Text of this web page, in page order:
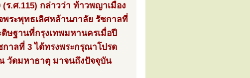
ร.ศ.115) กล่าวว่า ท้าวพญาเมือง
พระพุทธเลิศหล้านภาลัย รัชกาลที่
ษฐานที่กรุงเทพมหานครเมื่อปี
กาลที่ 3 ได้ทรงพระกรุณาโปรด
วัดมหาธาตุ มาจนถึงปัจจุบัน